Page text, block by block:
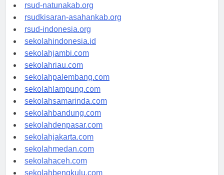
rsud-ntbprov.org
rsud-natunakab.org
rsudkisaran-asahankab.org
rsud-indonesia.org
sekolahindonesia.id
sekolahjambi.com
sekolahriau.com
sekolahpalembang.com
sekolahlampung.com
sekolahsamarinda.com
sekolahbandung.com
sekolahdenpasar.com
sekolahjakarta.com
sekolahmedan.com
sekolahaceh.com